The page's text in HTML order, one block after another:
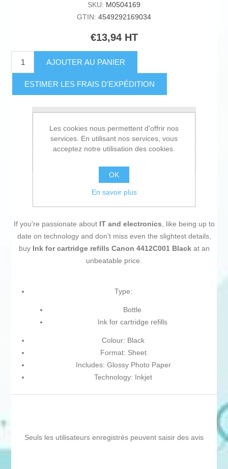
SKU: M0504169
GTIN: 4549292169034
€13,94 HT
AJOUTER AU PANIER
ESTIMER LES FRAIS D'EXPÉDITION
Ajouter à la liste de comparaison
If you're passionate about IT and electronics, like being up to
date on technology and don't miss even the slightest details,
buy Ink for cartridge refills Canon 4412C001 Black at an
unbeatable price.
Type:
Bottle
Ink for cartridge refills
Colour: Black
Format: Sheet
Includes: Glossy Photo Paper
Technology: Inkjet
Seuls les utilisateurs enregistrés peuvent saisir des avis
Les cookies nous permettent d'offrir nos
services. En utilisant nos services, vous
acceptez notre utilisation des cookies.
OK
En savoir plus